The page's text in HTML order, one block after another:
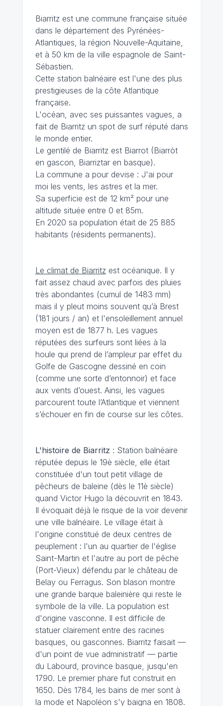
Biarritz est une commune française située
dans le département des Pyrénées-
Atlantiques, la région Nouvelle-Aquitaine,
et à 50 km de la ville espagnole de Saint-
Sébastien.
Cette station balnéaire est l'une des plus
prestigieuses de la côte Atlantique
française.
L'océan, avec ses puissantes vagues, a
fait de Biarritz un spot de surf réputé dans
le monde entier.
Le gentilé de Biarritz est Biarrot (Biarròt
en gascon, Biarriztar en basque).
La commune a pour devise : J'ai pour
moi les vents, les astres et la mer.
Sa superficie est de 12 km² pour une
altitude située entre 0 et 85m.
En 2020 sa population était de 25 885
habitants (résidents permanents).
Le climat de Biarritz est océanique. Il y
fait assez chaud avec parfois des pluies
très abondantes (cumul de 1483 mm)
mais il y pleut moins souvent qu’à Brest
(181 jours / an) et l'ensoleillement annuel
moyen est de 1877 h. Les vagues
réputées des surfeurs sont liées à la
houle qui prend de l’ampleur par effet du
Golfe de Gascogne dessiné en coin
(comme une sorte d’entonnoir) et face
aux vents d’ouest. Ainsi, les vagues
parcourent toute l’Atlantique et viennent
s’échouer en fin de course sur les côtes.
L'histoire de Biarritz : Station balnéaire
réputée depuis le 19è siècle, elle était
constituée d'un tout petit village de
pêcheurs de baleine (dès le 11è siècle)
quand Victor Hugo la découvrit en 1843.
Il évoquait déjà le risque de la voir devenir
une ville balnéaire. Le village était à
l'origine constitué de deux centres de
peuplement : l'un au quartier de l'église
Saint-Martin et l'autre au port de pêche
(Port-Vieux) défendu par le château de
Belay ou Ferragus. Son blason montre
une grande barque baleinière qui reste le
symbole de la ville. La population est
d'origine vasconne. Il est difficile de
statuer clairement entre des racines
basques, ou gasconnes. Biarritz faisait —
d'un point de vue administratif — partie
du Labourd, province basque, jusqu'en
1790. Le premier phare fut construit en
1650. Dès 1784, les bains de mer sont à
la mode et Napoléon s'y baigna en 1808.